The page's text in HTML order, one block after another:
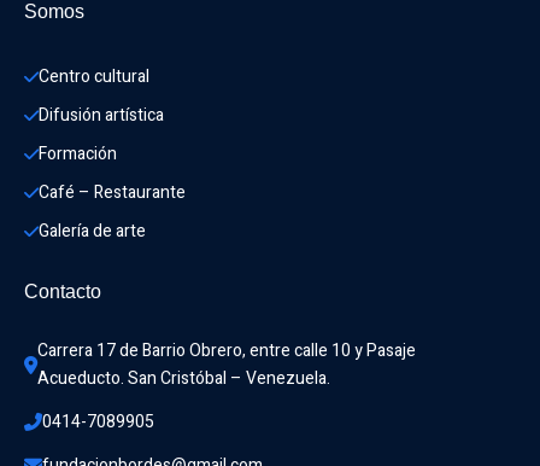
Somos
Centro cultural
Difusión artística
Formación
Café – Restaurante
Galería de arte
Contacto
Carrera 17 de Barrio Obrero, entre calle 10 y Pasaje
Acueducto. San Cristóbal – Venezuela.
0414-7089905